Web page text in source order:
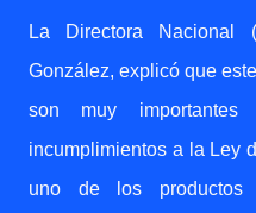
La Directora Nacional
González, explicó que
son muy importantes
incumplimientos a la Ley
uno de los productos